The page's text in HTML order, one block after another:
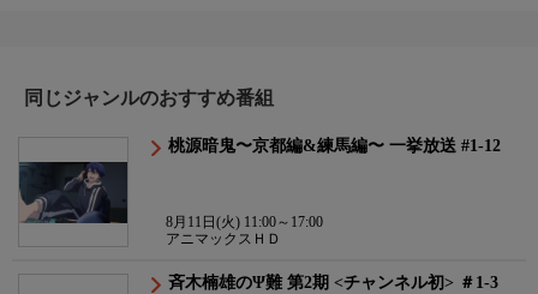
同じジャンルのおすすめ番組
桃源暗鬼〜京都編&練馬編〜 一挙放送 #1-12
8月11日(火) 11:00～17:00
アニマックスＨＤ
斉木楠雄のΨ難 第2期 <チャンネル初> ＃1-3